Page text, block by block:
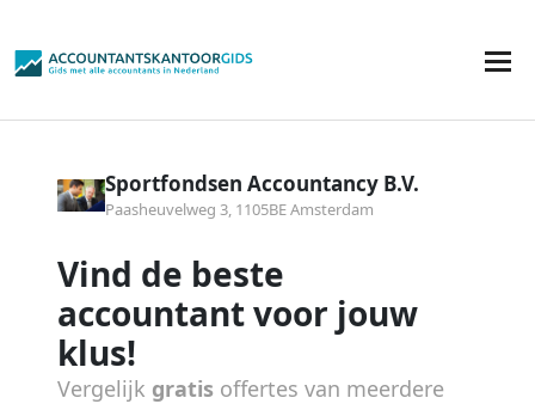
Sportfondsen Accountancy B.V.
Paasheuvelweg 3, 1105BE Amsterdam
Vind de beste
accountant voor jouw
klus!
Vergelijk gratis offertes van meerdere